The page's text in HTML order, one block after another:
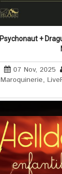
Psychonaut +
07 Nov, 2025
Maroquinerie,